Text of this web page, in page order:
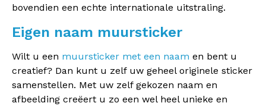
bovendien een echte internationale uitstraling.
Eigen naam muursticker
Wilt u een muursticker met een naam en bent u
creatief? Dan kunt u zelf uw geheel originele sticker
samenstellen. Met uw zelf gekozen naam en
afbeelding creëert u zo een wel heel unieke en